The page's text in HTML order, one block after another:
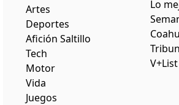
Artes
Deportes
Afición Saltillo
Tech
Motor
Vida
Juegos
Lo
V+List